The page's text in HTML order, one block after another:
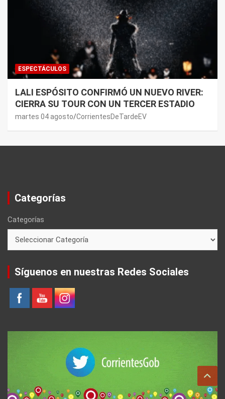
ESPECTÁCULOS
LALI ESPÓSITO CONFIRMÓ UN NUEVO RIVER:
CIERRA SU TOUR CON UN TERCER ESTADIO
martes 04 agosto CorrientesDeTardeEV
Categorías
Categorías
Síguenos en nuestras Redes Sociales